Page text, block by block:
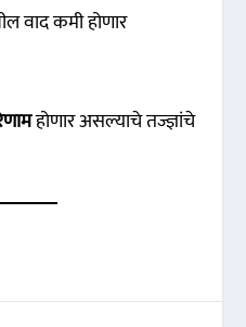
वाद कमी होणार
होणार असल्याचे तज्ज्ञांचे